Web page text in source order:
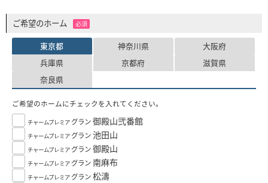
ご希望のホーム 必須
東京都 神奈川県
大阪府
兵庫県
京都府
滋賀県
奈良県
ご希望のホームにチェックを入れてください。
チャームプレミア グラン御殿山弐番館
チャームプレミア グラン池田山
チャームプレミア グラン御殿山
チャームプレミア グラン 南麻布
チャームプレミア グラン松濤